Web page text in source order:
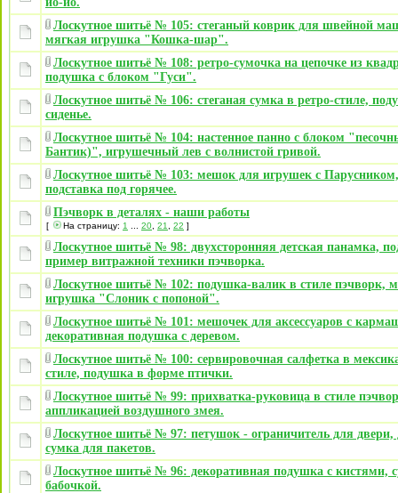
Лоскутное шитьё № 105: стеганый коврик для швейной
мягкая игрушка "Кошка-шар".
Лоскутное шитьё № 108: ретро-сумочка на цепочке из
подушка с блоком "Гуси".
Лоскутное шитьё № 106: стеганая сумка в ретро-стиле,
сиденье.
Лоскутное шитьё № 104: настенное панно с блоком
Бантик)", игрушечный лев с волнистой гривой.
Лоскутное шитьё № 103: мешок для игрушек c
подставка под горячее.
Пэчворк в деталях - наши работы
[ На страницу: 1 20 21 22 ]
Лоскутное шитьё № 98: двухсторонняя детская панамка,
пример витражной техники пэчворка.
Лоскутное шитьё № 102: подушка-валик в стиле пэчворк,
игрушка "Слоник с попоной".
Лоскутное шитьё № 101: мешочек для аксессуаров с
декоративная подушка с деревом.
Лоскутное шитьё № 100: сервировочная салфетка в
стиле, подушка в форме птички.
Лоскутное шитьё № 99: прихватка-руковица в стиле
аппликацией воздушного змея.
Лоскутное шитьё № 97: петушок - ограничитель для двери,
сумка для пакетов.
Лоскутное шитьё № 96: декоративная подушка с кистями,
бабочкой.